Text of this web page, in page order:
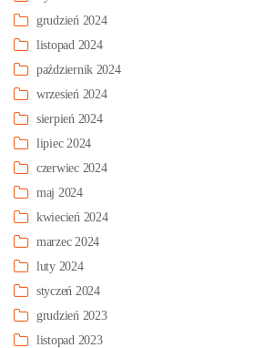
grudzień 2024
listopad 2024
październik 2024
wrzesień 2024
sierpień 2024
lipiec 2024
czerwiec 2024
maj 2024
kwiecień 2024
marzec 2024
luty 2024
styczeń 2024
grudzień 2023
listopad 2023